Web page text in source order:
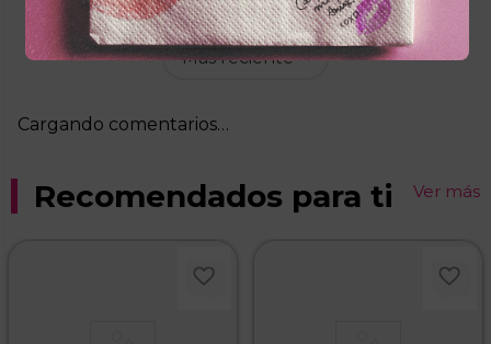
Más reciente
Cargando comentarios…
Recomendados para ti Ver más